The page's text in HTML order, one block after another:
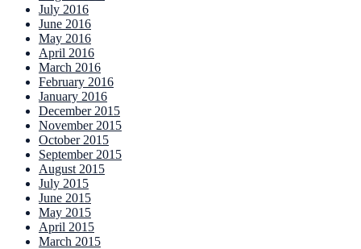
July 2016
June 2016
May 2016
April 2016
March 2016
February 2016
January 2016
December 2015
November 2015
October 2015
September 2015
August 2015
July 2015
June 2015
May 2015
April 2015
March 2015